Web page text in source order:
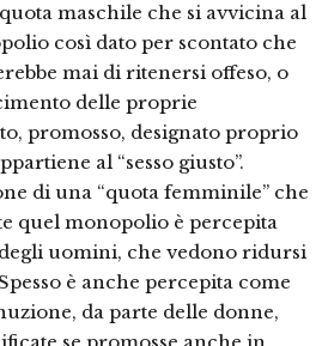
maschile che si avvicina al
così dato per scontato che
mai di ritenersi offeso, o
delle proprie
promosso, designato proprio
al “sesso giusto”.
di una “quota femminile” che
quel monopolio è percepita
uomini, che vedono ridursi
è anche percepita come
da parte delle donne,